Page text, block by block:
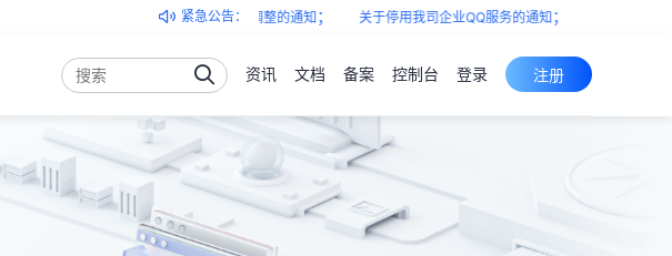
紧急公告：
关于北京云服务器地域产品下架及服务调整的通知； 关于停用我司企业QQ服务的通知；
ECS
控制台
裸金属服务器 PSL
资讯 文档 备案 控制台 登录 注册